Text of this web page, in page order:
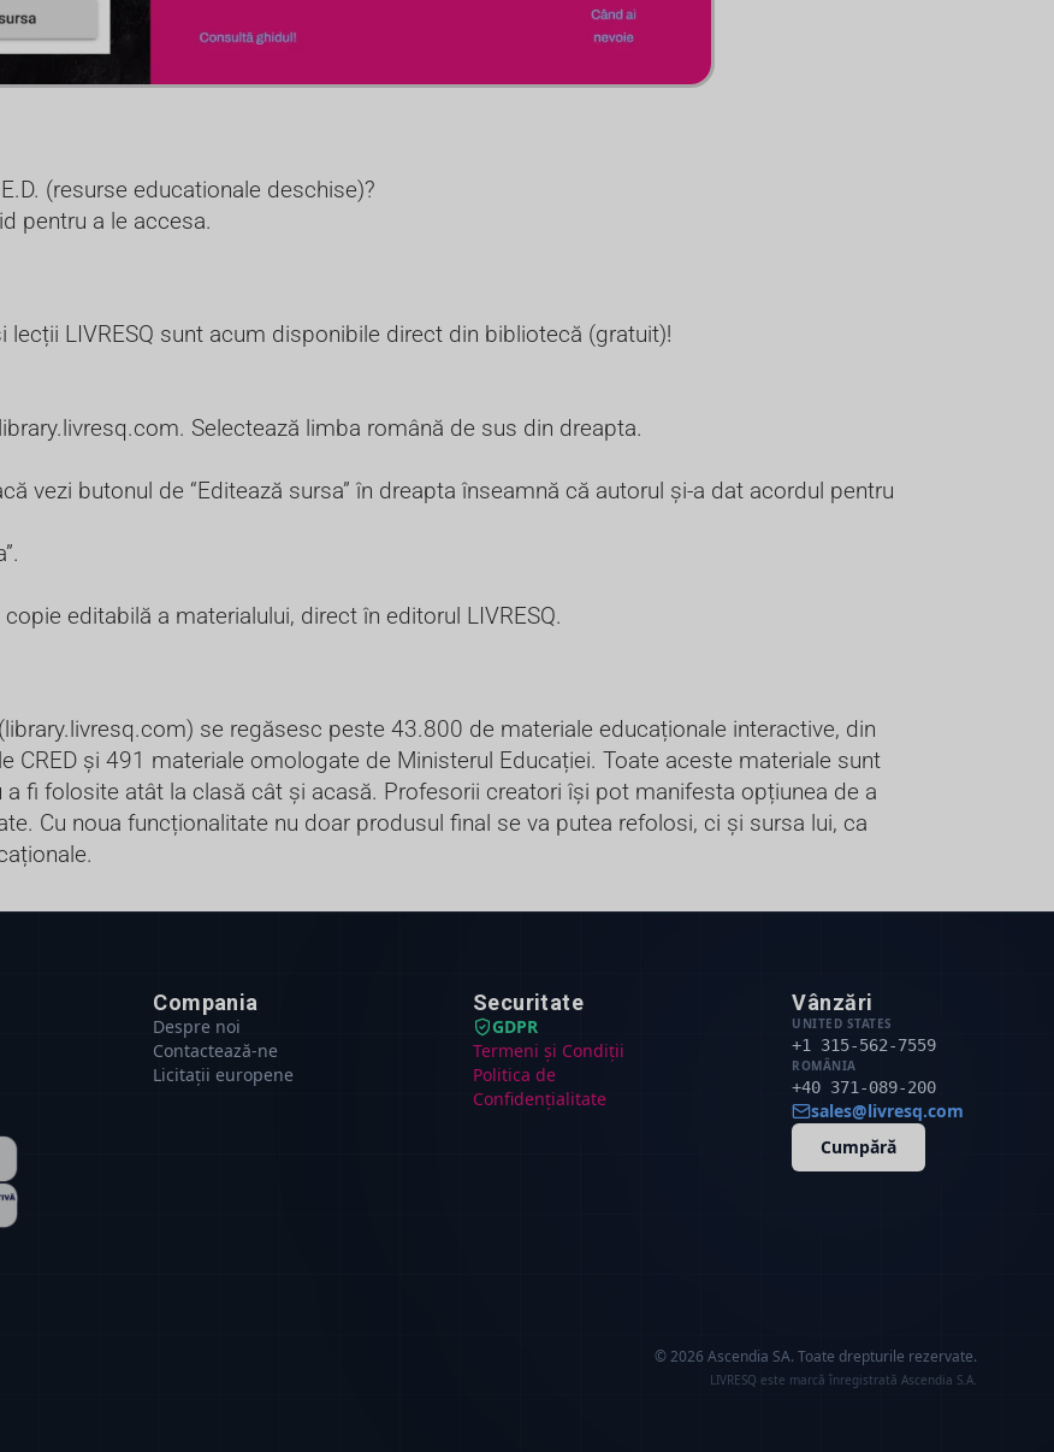
(resurse educationale deschise)?
pentru a le accesa.
lecții LIVRESQ sunt acum disponibile direct din bibliotecă (gratuit)!
library.livresq.com. Selectează limba română de sus din dreapta.
vezi butonul de “Editează sursa” în dreapta înseamnă că autorul și-a dat acordul pentru
editabilă a materialului, direct în editorul LIVRESQ.
library.livresq.com) se regăsesc peste 43.800 de materiale educaționale interactive, din
CRED și 491 materiale omologate de Ministerul Educației. Toate aceste materiale sunt
fi folosite atât la clasă cât și acasă. Profesorii creatori își pot manifesta opțiunea de a
Cu noua funcționalitate nu doar produsul final se va putea refolosi, ci și sursa lui, ca
Compania
Despre noi
Contactează-ne
Licitații europene
Securitate
GDPR
Termeni și Condiții
Politica de
Confidențialitate
Vânzări
UNITED STATES
+1 315-562-7559
ROMÂNIA
+40 371-089-200
sales@livresq.com
Cumpără
© 2026 Ascendia SA. Toate drepturile rezervate.
LIVRESQ este marcă înregistrată Ascendia S.A.